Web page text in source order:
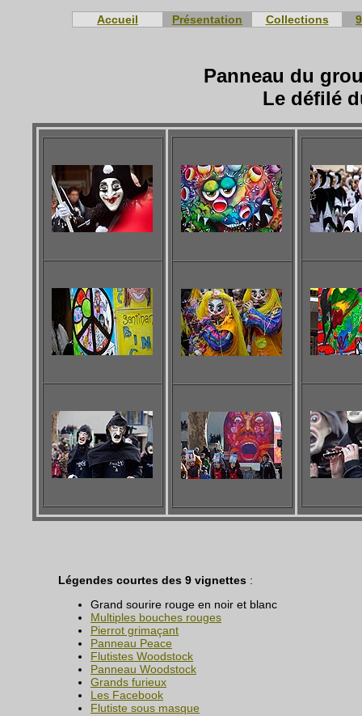
Accueil Présentation Collections
Panneau du
Le défilé
Légendes courtes des 9 vignettes :
Grand sourire rouge en noir et blanc
Multiples bouches rouges
Pierrot grimaçant
Panneau Peace
Flutistes Woodstock
Panneau Woodstock
Grands furieux
Les Facebook
Flutiste sous masque